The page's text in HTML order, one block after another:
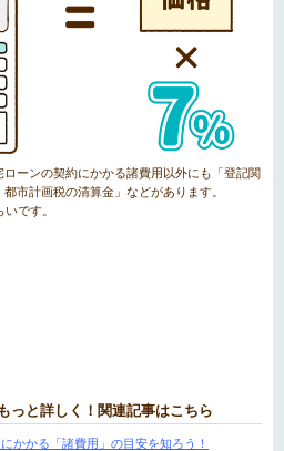
ーンの契約にかかる諸費用以外にも「登記関
市計画税の清算金」などがあります。
いです。
っと詳しく！関連記事はこちら
かかる「諸費用」の目安を知ろう！